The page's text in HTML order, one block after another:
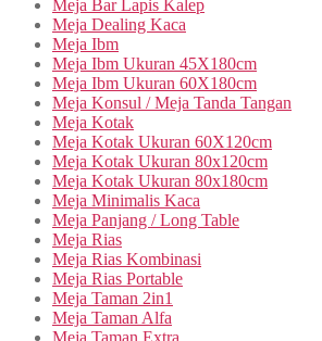
Meja Bar Lapis Kalep
Meja Dealing Kaca
Meja Ibm
Meja Ibm Ukuran 45X180cm
Meja Ibm Ukuran 60X180cm
Meja Konsul / Meja Tanda Tangan
Meja Kotak
Meja Kotak Ukuran 60X120cm
Meja Kotak Ukuran 80x120cm
Meja Kotak Ukuran 80x180cm
Meja Minimalis Kaca
Meja Panjang / Long Table
Meja Rias
Meja Rias Kombinasi
Meja Rias Portable
Meja Taman 2in1
Meja Taman Alfa